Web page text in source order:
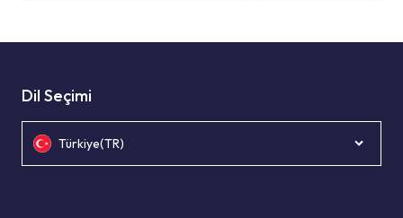
Dil Seçimi
Türkiye(TR)